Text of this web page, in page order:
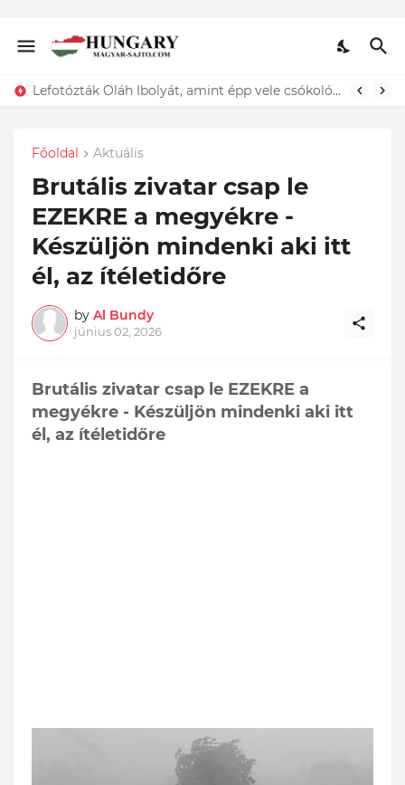
Lefotózták Oláh Ibolyát, amint épp vele csókolózik - EZT nem hiszed el, kinek a karjában kötött ki...ÍME
Főoldal Aktuális
Brutális zivatar csap le
EZEKRE a megyékre -
Készüljön mindenki aki itt
él, az ítéletidőre
by Al Bundy
június 02, 2026
Brutális zivatar csap le EZEKRE a
megyékre - Készüljön mindenki aki itt
él, az ítéletidőre